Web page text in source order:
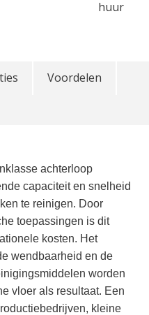
huur
Voordelen
achterloop
capaciteit en snelheid
te reinigen. Door
toepassingen is dit
kosten. Het
wendbaarheid en de
worden
vloer als resultaat. Een
kleine